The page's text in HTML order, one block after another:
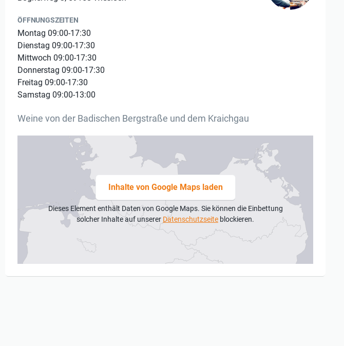
ÖFFNUNGSZEITEN
Montag 09:00-17:30
Dienstag 09:00-17:30
Mittwoch 09:00-17:30
Donnerstag 09:00-17:30
Freitag 09:00-17:30
Samstag 09:00-13:00
Weine von der Badischen Bergstraße und dem Kraichgau
Inhalte von Google Maps laden
Dieses Element enthält Daten von Google Maps. Sie können die Einbettung
solcher Inhalte auf unserer Datenschutzseite blockieren.